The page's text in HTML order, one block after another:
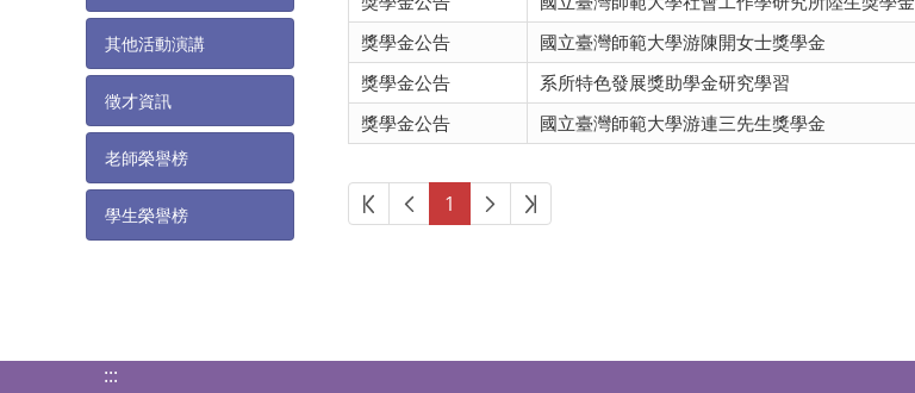
其他活動演講
徵才資訊
老師榮譽榜
學生榮譽榜
獎學金公告
國立臺灣師範大學游陳開女士獎學金
獎學金公告
系所特色發展獎助學金研究學習
獎學金公告
國立臺灣師範大學游連三先生獎學金
第一頁上一頁
1 下一頁最後頁
:::